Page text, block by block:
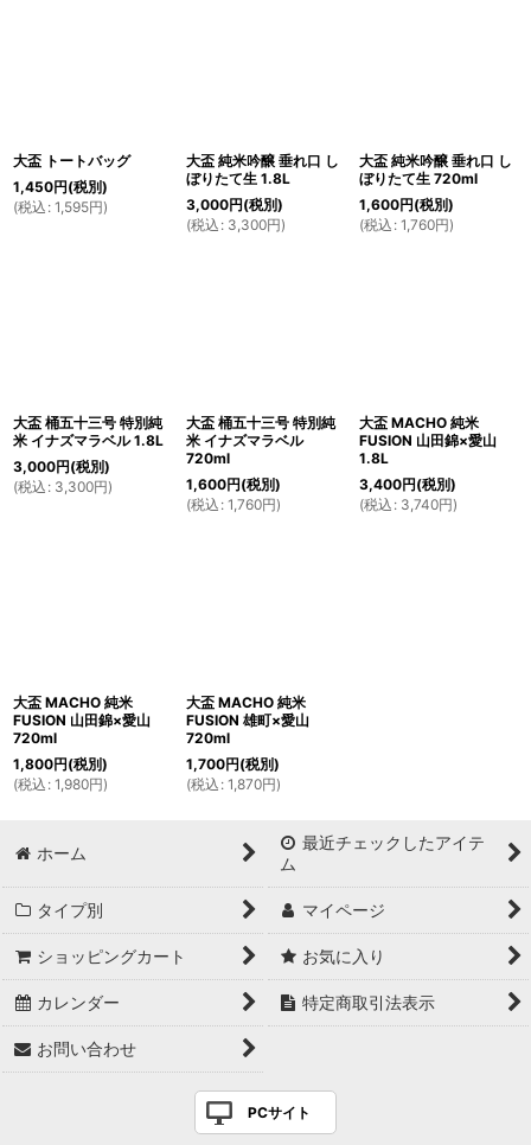
大盃 トートバッグ
1,450円(税別)
(税込 : 1,595円)
大盃 純米吟醸 垂れ口 し
ぼりたて生 1.8L
3,000円(税別)
(税込 : 3,300円)
大盃 純米吟醸 垂れ口 し
ぼりたて生 720ml
1,600円(税別)
(税込 : 1,760円)
大盃 桶五十三号 特別純
米 イナズマラベル 1.8L
3,000円(税別)
(税込 : 3,300円)
大盃 桶五十三号 特別純
米 イナズマラベル
720ml
1,600円(税別)
(税込 : 1,760円)
大盃 MACHO 純米
FUSION 山田錦×愛山
1.8L
3,400円(税別)
(税込 : 3,740円)
大盃 MACHO 純米
FUSION 山田錦×愛山
720ml
1,800円(税別)
(税込 : 1,980円)
大盃 MACHO 純米
FUSION 雄町×愛山
720ml
1,700円(税別)
(税込 : 1,870円)
ホーム
最近チェックしたアイテ
ム
タイプ別 マイページ
ショッピングカート お気に入り
カレンダー 特定商取引法表示
お問い合わせ
PCサイト